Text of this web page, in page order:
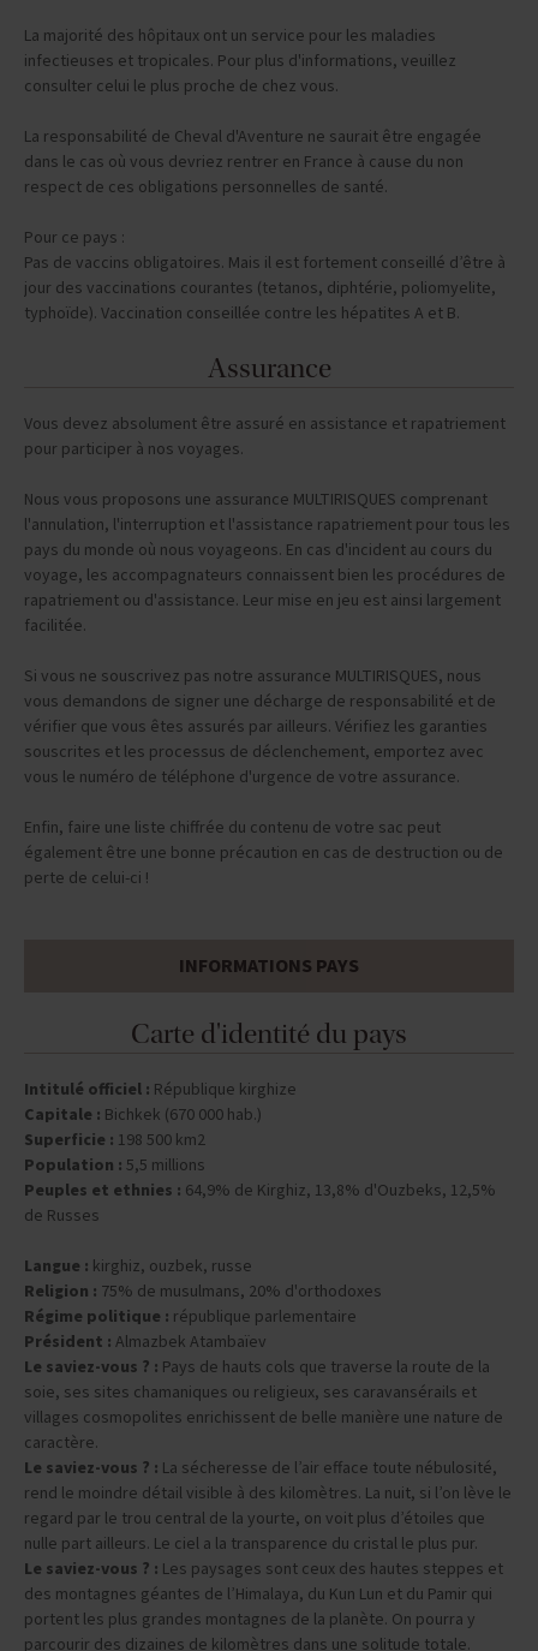
La majorité des hôpitaux ont un service pour les maladies
infectieuses et tropicales. Pour plus d'informations, veuillez
consulter celui le plus proche de chez vous.
La responsabilité de Cheval d'Aventure ne saurait être engagée
dans le cas où vous devriez rentrer en France à cause du non
respect de ces obligations personnelles de santé.
Pour ce pays :
Pas de vaccins obligatoires. Mais il est fortement conseillé d’être à
jour des vaccinations courantes (tetanos, diphtérie, poliomyelite,
typhoïde). Vaccination conseillée contre les hépatites A et B.
Assurance
Vous devez absolument être assuré en assistance et rapatriement
pour participer à nos voyages.
Nous vous proposons une assurance MULTIRISQUES comprenant
l'annulation, l'interruption et l'assistance rapatriement pour tous les
pays du monde où nous voyageons. En cas d'incident au cours du
voyage, les accompagnateurs connaissent bien les procédures de
rapatriement ou d'assistance. Leur mise en jeu est ainsi largement
facilitée.
Si vous ne souscrivez pas notre assurance MULTIRISQUES, nous
vous demandons de signer une décharge de responsabilité et de
vérifier que vous êtes assurés par ailleurs. Vérifiez les garanties
souscrites et les processus de déclenchement, emportez avec
vous le numéro de téléphone d'urgence de votre assurance.
Enfin, faire une liste chiffrée du contenu de votre sac peut
également être une bonne précaution en cas de destruction ou de
perte de celui-ci !
INFORMATIONS PAYS
Carte d'identité du pays
Intitulé officiel : République kirghize
Capitale : Bichkek (670 000 hab.)
Superficie : 198 500 km2
Population : 5,5 millions
Peuples et ethnies : 64,9% de Kirghiz, 13,8% d'Ouzbeks, 12,5%
de Russes
Langue : kirghiz, ouzbek, russe
Religion : 75% de musulmans, 20% d'orthodoxes
Régime politique : république parlementaire
Président : Almazbek Atambaïev
Le saviez-vous ? : Pays de hauts cols que traverse la route de la
soie, ses sites chamaniques ou religieux, ses caravansérails et
villages cosmopolites enrichissent de belle manière une nature de
caractère.
Le saviez-vous ? : La sécheresse de l’air efface toute nébulosité,
rend le moindre détail visible à des kilomètres. La nuit, si l’on lève le
regard par le trou central de la yourte, on voit plus d’étoiles que
nulle part ailleurs. Le ciel a la transparence du cristal le plus pur.
Le saviez-vous ? : Les paysages sont ceux des hautes steppes et
des montagnes géantes de l’Himalaya, du Kun Lun et du Pamir qui
portent les plus grandes montagnes de la planète. On pourra y
parcourir des dizaines de kilomètres dans une solitude totale.